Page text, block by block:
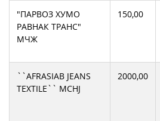
"ПАРВОЗ ХУМО
РАВНАК ТРАНС"
МЧЖ
150,00
``AFRASIAB JEANS
TEXTILE`` MCHJ
2000,00